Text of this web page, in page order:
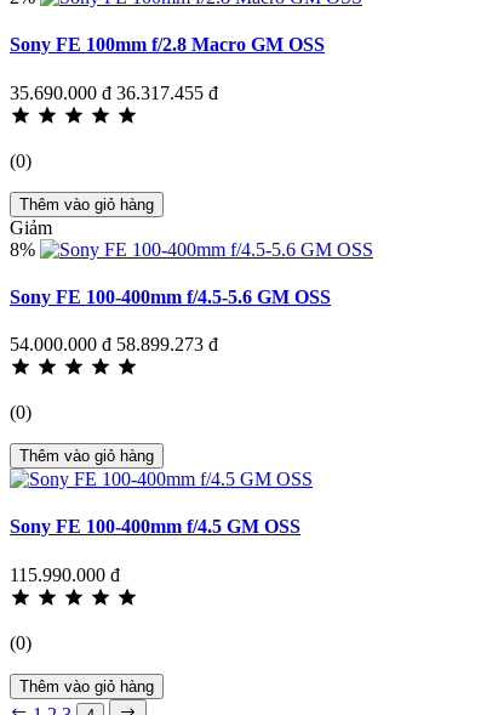
Sony FE 100mm f/2.8 Macro GM OSS
35.690.000 đ 36.317.455 đ
(0)
Thêm vào giỏ hàng
Giảm
8%
Sony FE 100-400mm f/4.5-5.6 GM OSS
54.000.000 đ 58.899.273 đ
(0)
Thêm vào giỏ hàng
Sony FE 100-400mm f/4.5 GM OSS
115.990.000 đ
(0)
Thêm vào giỏ hàng